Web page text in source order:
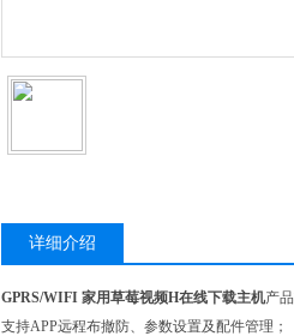
详细介绍
GPRS/WIFI 家用草莓视频H在线下载主机产
支持APP远程布撤防、参数设置及配件管理；